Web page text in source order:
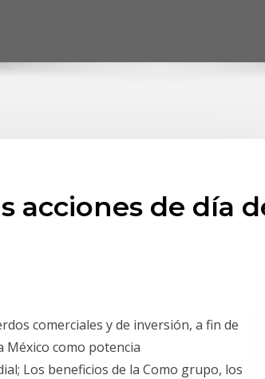
acciones de día
comerciales y de inversión, a fin de
México como potencia
Los beneficios de la Como grupo, los